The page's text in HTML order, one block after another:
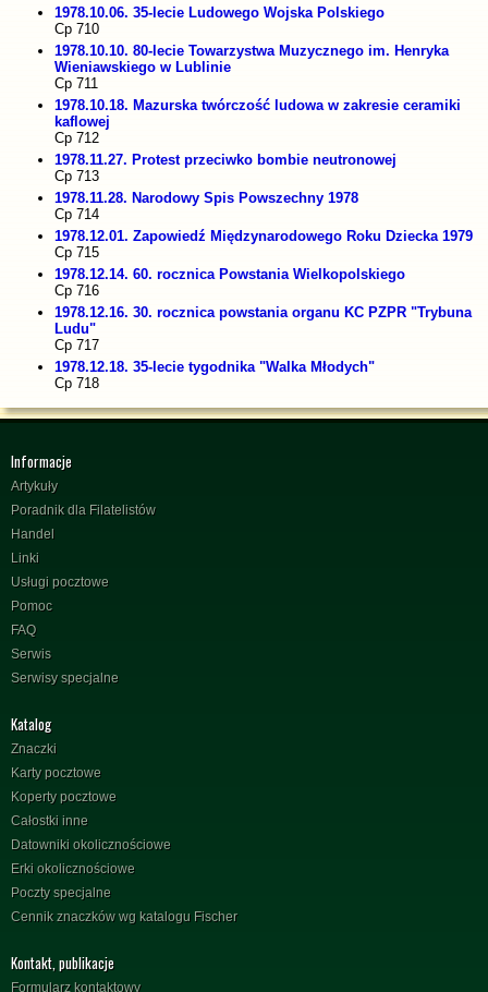
1978.10.06. 35-lecie Ludowego Wojska Polskiego
Cp 710
1978.10.10. 80-lecie Towarzystwa Muzycznego im. Henryka
Wieniawskiego w Lublinie
Cp 711
1978.10.18. Mazurska twórczość ludowa w zakresie ceramiki
kaflowej
Cp 712
1978.11.27. Protest przeciwko bombie neutronowej
Cp 713
1978.11.28. Narodowy Spis Powszechny 1978
Cp 714
1978.12.01. Zapowiedź Międzynarodowego Roku Dziecka 1979
Cp 715
1978.12.14. 60. rocznica Powstania Wielkopolskiego
Cp 716
1978.12.16. 30. rocznica powstania organu KC PZPR "Trybuna
Ludu"
Cp 717
1978.12.18. 35-lecie tygodnika "Walka Młodych"
Cp 718
Informacje
Artykuły
Poradnik dla Filatelistów
Handel
Linki
Usługi pocztowe
Pomoc
FAQ
Serwis
Serwisy specjalne
Katalog
Znaczki
Karty pocztowe
Koperty pocztowe
Całostki inne
Datowniki okolicznościowe
Erki okolicznościowe
Poczty specjalne
Cennik znaczków wg katalogu Fischer
Kontakt, publikacje
Formularz kontaktowy